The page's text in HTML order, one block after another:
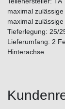
maximal
maximal
Tieferlegung: 25/
Lieferumfang: 2
Hinterachse